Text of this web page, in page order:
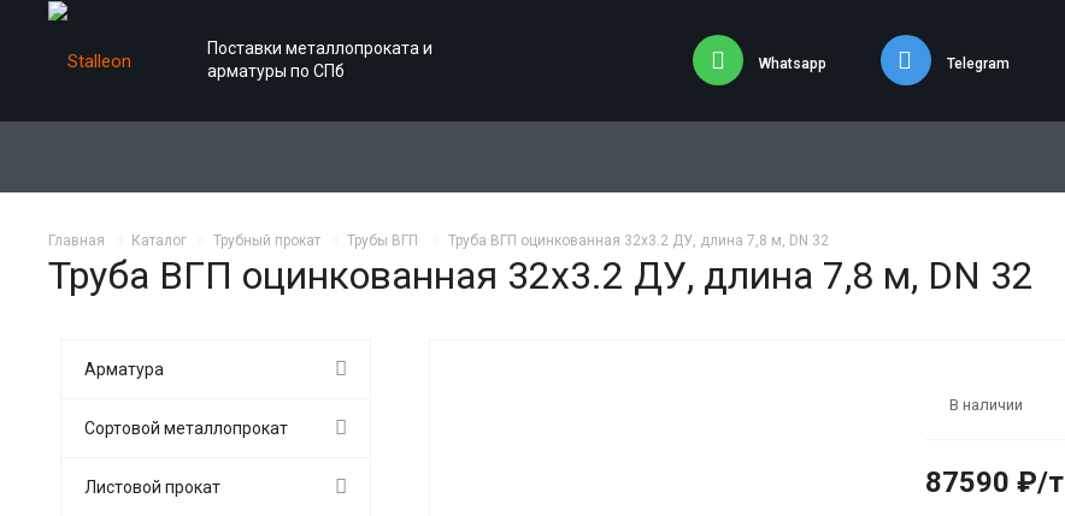
Поставки металлопроката и
арматуры по СПб
Whatsapp Telegram
Главная Каталог Трубный прокат Трубы ВГП Труба ВГП оцинкованная 32х3.2 ДУ, длина 7,8 м, DN 32
Труба ВГП оцинкованная 32х3.2 ДУ, длина 7,8 м, DN 32
В наличии
87590 ₽/т
Арматура
Сортовой металлопрокат
Листовой прокат